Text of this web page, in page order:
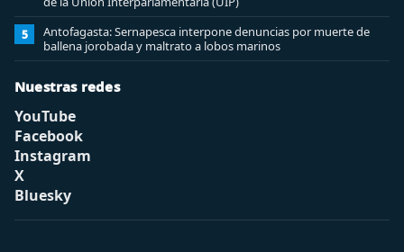
5
Antofagasta: Sernapesca interpone denuncias por muerte de
ballena jorobada y maltrato a lobos marinos
Nuestras redes
YouTube
Facebook
Instagram
X
Bluesky